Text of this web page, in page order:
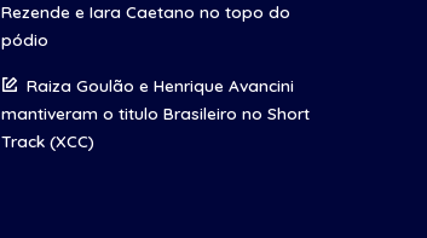
Rezende e Iara Caetano no topo do
pódio
Raiza Goulão e Henrique Avancini
mantiveram o titulo Brasileiro no Short
Track (XCC)